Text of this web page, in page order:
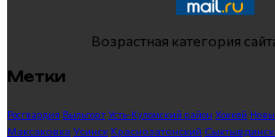
Возрастная категория
Метки
Росгвардия Выльгорт Усть-Куломский район Хоккей
Максаковка Усинск Краснозатонский